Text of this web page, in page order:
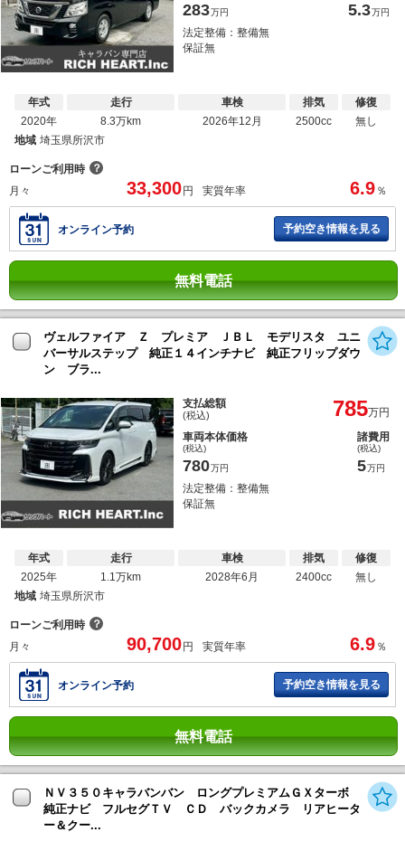
283万円 5.3万円
法定整備：整備無
保証無
年式
2020年
走行
8.3万km
車検
2026年12月
排気
2500cc
修復
無し
地域 埼玉県所沢市
ローンご利用時 ？
月々
33,300 円 実質年率 6.9 ％
オンライン予約 予約空き情報を見る
無料電話
ヴェルファイア Ｚ プレミア ＪＢＬ モデリスタ ユニ
バーサルステップ 純正１４インチナビ 純正フリップダウ
ン ブラ...
支払総額
(税込) 785万円
車両本体価格
(税込)
780万円
諸費用
(税込)
5万円
法定整備：整備無
保証無
年式
2025年
走行
1.1万km
車検
2028年6月
排気
2400cc
修復
無し
地域 埼玉県所沢市
ローンご利用時 ？
月々
90,700 円 実質年率 6.9 ％
オンライン予約 予約空き情報を見る
無料電話
ＮＶ３５０キャラバンバン ロングプレミアムＧＸターボ
純正ナビ フルセグＴＶ ＣＤ バックカメラ リアヒータ
ー＆クー...